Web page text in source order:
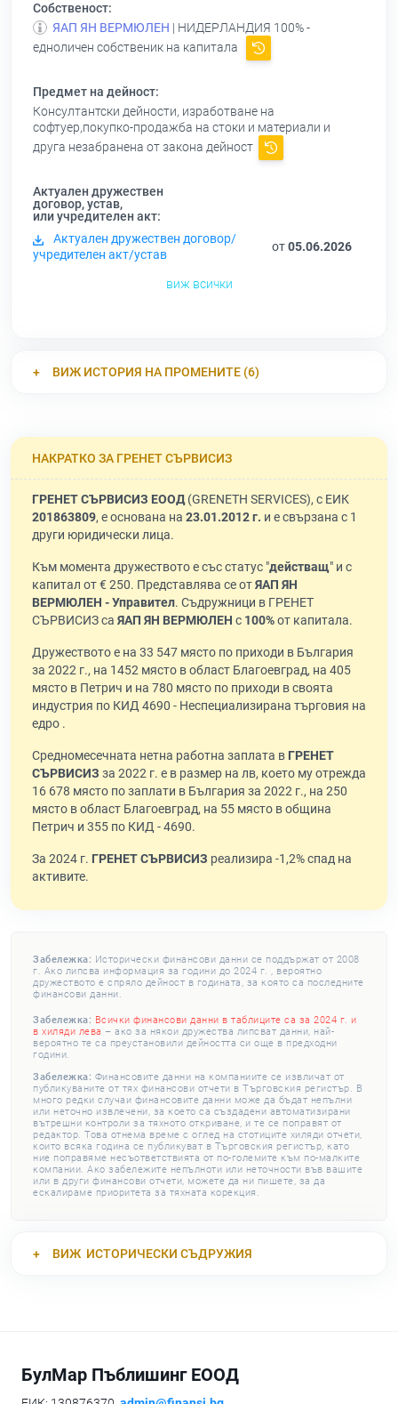
Собственост:
ЯАП ЯН ВЕРМЮЛЕН | НИДЕРЛАНДИЯ 100% -
едноличен собственик на капитала
Предмет на дейност:
Консултантски дейности, изработване на
софтуер,покупко-продажба на стоки и материали и
друга незабранена от закона дейност
Актуален дружествен
договор, устав,
или учредителен акт:
Актуален дружествен договор/
учредителен акт/устав
от05.06.2026
виж всички
ВИЖ ИСТОРИЯ НА ПРОМЕНИТЕ (6)
НАКРАТКО ЗА ГРЕНЕТ СЪРВИСИЗ
ГРЕНЕТ СЪРВИСИЗ ЕООД(GRENETH SERVICES), с ЕИК
201863809, е основана на 23.01.2012 г. и е свързана с 1
други юридически лица.
Към момента дружеството е със статус "действащ" и с
капитал от € 250. Представлява се отЯАП ЯН
ВЕРМЮЛЕН - Управител. Съдружници в ГРЕНЕТ
СЪРВИСИЗ са ЯАП ЯН ВЕРМЮЛЕН с 100%от капитала.
Дружеството е на 33 547 място по приходи в България
за 2022 г., на 1452 място в област Благоевград, на 405
място в Петрич и на 780 място по приходи в своята
индустрия по КИД 4690 - Неспециализирана търговия на
едро .
Средномесечната нетна работна заплата в ГРЕНЕТ
СЪРВИСИЗ за 2022 г. е в размер на лв, което му отрежда
16 678 място по заплати в България за 2022 г., на 250
място в област Благоевград, на 55 място в община
Петрич и 355 по КИД - 4690.
За 2024 г. ГРЕНЕТ СЪРВИСИЗ реализира -1,2% спад на
активите.
Забележка: Исторически финансови данни се поддържат от 2008
г. Ако липсва информация за години до 2024 г. , вероятно
дружеството е спряло дейност в годината, за която са последните
финансови данни.
Забележка: Всички финансови данни в таблиците са за 2024 г. и
в хиляди лева – ако за някои дружества липсват данни, най-
вероятно те са преустановили дейността си още в предходни
години.
Забележка: Финансовите данни на компаниите се извличат от
публикуваните от тях финансови отчети в Търговския регистър. В
много редки случаи финансовите данни може да бъдат непълни
или неточно извлечени, за което са създадени автоматизирани
вътрешни контроли за тяхното откриване, и те се поправят от
редактор. Това отнема време с оглед на стотиците хиляди отчети,
които всяка година се публикуват в Търговския регистър, като
ние поправяме несъответствията от по-големите към по-малките
компании. Ако забележите непълноти или неточности във вашите
или в други финансови отчети, можете да ни пишете, за да
ескалираме приоритета за тяхната корекция.
ВИЖ ИСТОРИЧЕСКИ СЪДРУЖИЯ
БулМар Пъблишинг ЕООД